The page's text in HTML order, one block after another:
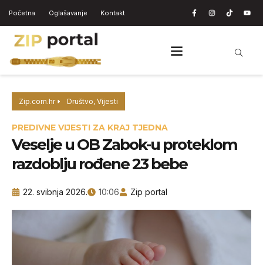
Početna Oglašavanje Kontakt
Zip.com.hr Društvo, Vijesti
PREDIVNE VIJESTI ZA KRAJ TJEDNA
Veselje u OB Zabok-u proteklom
razdoblju rođene 23 bebe
22. svibnja 2026. 10:06 Zip portal